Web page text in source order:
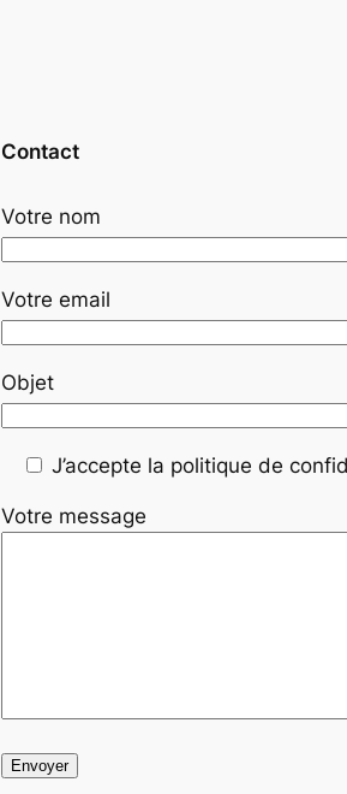
Contact
Votre nom
Votre email
Objet
J’accepte la politique de
Votre message